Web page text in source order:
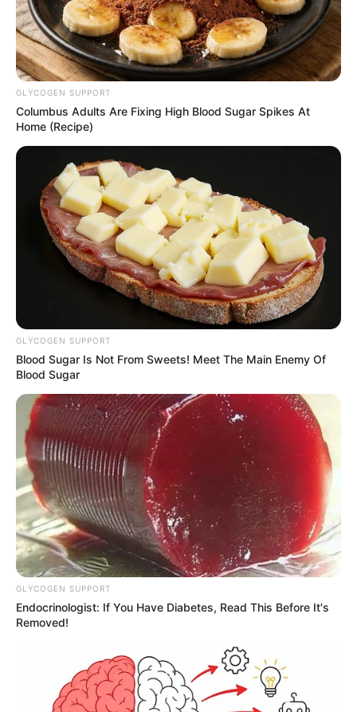
GLYCOGEN SUPPORT
Columbus Adults Are Fixing High Blood Sugar Spikes At
Home (Recipe)
GLYCOGEN SUPPORT
Blood Sugar Is Not From Sweets! Meet The Main Enemy Of
Blood Sugar
GLYCOGEN SUPPORT
Endocrinologist: If You Have Diabetes, Read This Before It's
Removed!